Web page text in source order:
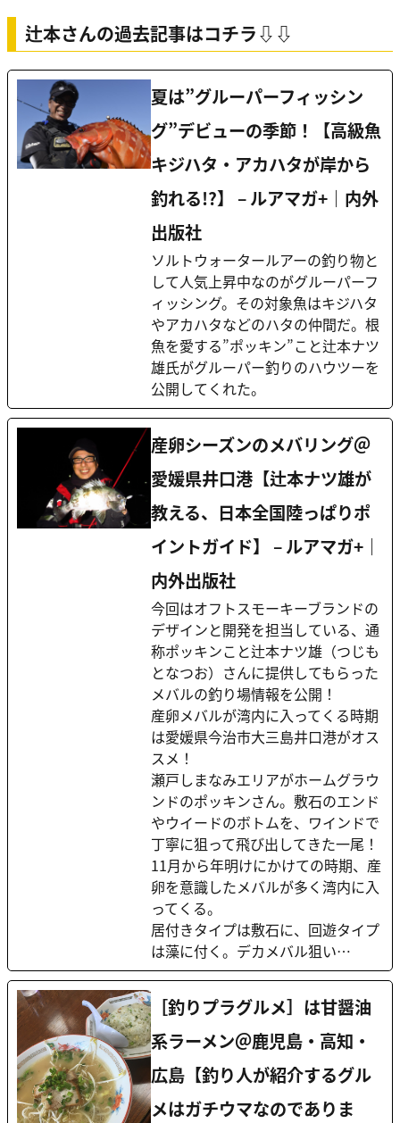
辻本さんの過去記事はコチラ⇩⇩
夏は”グルーパーフィッシン
グ”デビューの季節！【高級魚
キジハタ・アカハタが岸から
釣れる!?】 – ルアマガ+｜内外
出版社
ソルトウォータールアーの釣り物と
して人気上昇中なのがグルーパーフ
ィッシング。その対象魚はキジハタ
やアカハタなどのハタの仲間だ。根
魚を愛する”ポッキン”こと辻本ナツ
雄氏がグルーパー釣りのハウツーを
公開してくれた。
産卵シーズンのメバリング＠
愛媛県井口港【辻本ナツ雄が
教える、日本全国陸っぱりポ
イントガイド】 – ルアマガ+｜
内外出版社
今回はオフトスモーキーブランドの
デザインと開発を担当している、通
称ポッキンこと辻本ナツ雄（つじも
となつお）さんに提供してもらった
メバルの釣り場情報を公開！
産卵メバルが湾内に入ってくる時期
は愛媛県今治市大三島井口港がオス
スメ！
瀬戸しまなみエリアがホームグラウ
ンドのポッキンさん。敷石のエンド
やウイードのボトムを、ワインドで
丁寧に狙って飛び出してきた一尾！
11月から年明けにかけての時期、産
卵を意識したメバルが多く湾内に入
ってくる。
居付きタイプは敷石に、回遊タイプ
は藻に付く。デカメバル狙い…
［釣りプラグルメ］は甘醤油
系ラーメン＠鹿児島・高知・
広島【釣り人が紹介するグル
メはガチウマなのでありま